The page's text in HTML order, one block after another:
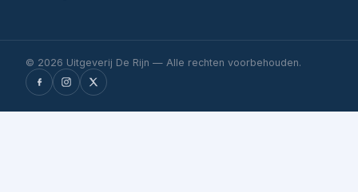
© 2026 Uitgeverij De Rijn — Alle rechten voorbehouden.